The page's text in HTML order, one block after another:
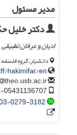
مدیر مسئول
دکتر خلیل
ادیان و عرفان تطبیقی
دانشیار، گروه
hakimifar/en
theo.usb.ac.ir
0279-3182